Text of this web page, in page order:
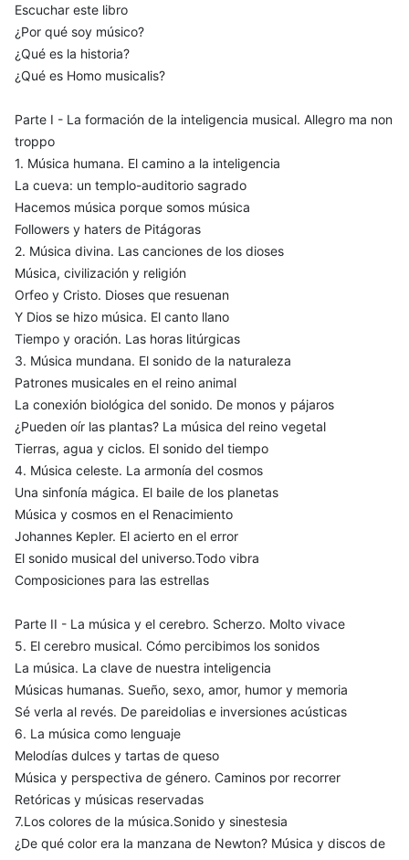
Escuchar este libro
¿Por qué soy músico?
¿Qué es la historia?
¿Qué es Homo musicalis?
Parte I - La formación de la inteligencia musical. Allegro ma non
troppo
1. Música humana. El camino a la inteligencia
La cueva: un templo-auditorio sagrado
Hacemos música porque somos música
Followers y haters de Pitágoras
2. Música divina. Las canciones de los dioses
Música, civilización y religión
Orfeo y Cristo. Dioses que resuenan
Y Dios se hizo música. El canto llano
Tiempo y oración. Las horas litúrgicas
3. Música mundana. El sonido de la naturaleza
Patrones musicales en el reino animal
La conexión biológica del sonido. De monos y pájaros
¿Pueden oír las plantas? La música del reino vegetal
Tierras, agua y ciclos. El sonido del tiempo
4. Música celeste. La armonía del cosmos
Una sinfonía mágica. El baile de los planetas
Música y cosmos en el Renacimiento
Johannes Kepler. El acierto en el error
El sonido musical del universo.Todo vibra
Composiciones para las estrellas
Parte II - La música y el cerebro. Scherzo. Molto vivace
5. El cerebro musical. Cómo percibimos los sonidos
La música. La clave de nuestra inteligencia
Músicas humanas. Sueño, sexo, amor, humor y memoria
Sé verla al revés. De pareidolias e inversiones acústicas
6. La música como lenguaje
Melodías dulces y tartas de queso
Música y perspectiva de género. Caminos por recorrer
Retóricas y músicas reservadas
7.Los colores de la música.Sonido y sinestesia
¿De qué color era la manzana de Newton? Música y discos de